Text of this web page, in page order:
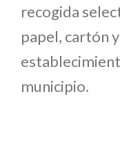
recogida
papel, cartón
municipio.